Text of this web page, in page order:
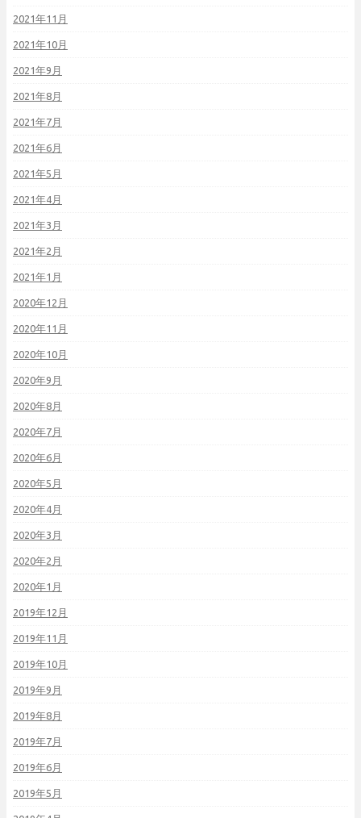
2021年11月
2021年10月
2021年9月
2021年8月
2021年7月
2021年6月
2021年5月
2021年4月
2021年3月
2021年2月
2021年1月
2020年12月
2020年11月
2020年10月
2020年9月
2020年8月
2020年7月
2020年6月
2020年5月
2020年4月
2020年3月
2020年2月
2020年1月
2019年12月
2019年11月
2019年10月
2019年9月
2019年8月
2019年7月
2019年6月
2019年5月